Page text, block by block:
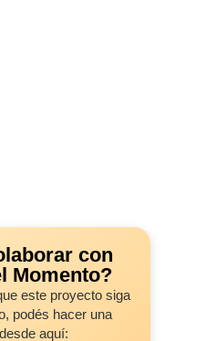
con
Momento?
este proyecto siga
podés hacer una
aquí: